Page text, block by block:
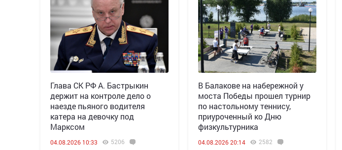
Глава СК РФ А. Бастрыкин
держит на контроле дело о
наезде пьяного водителя
катера на девочку под
Марксом
04.08.2026 10:33 5206
В Балакове на набережной у
моста Победы прошел турнир
по настольному теннису,
приуроченный ко Дню
физкультурника
04.08.2026 20:14 2582